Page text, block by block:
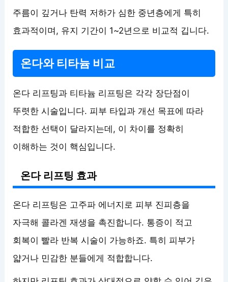
주름이 깊거나 탄력 저하가 심한 중년층에게 특히
효과적이며, 유지 기간이 1~2년으로 비교적 깁니다.
온다와 티타늄 비교
온다 리프팅과 티타늄 리프팅은 각각 장단점이
뚜렷한 시술입니다. 피부 타입과 개선 목표에 따라
적합한 선택이 달라지는데, 이 차이를 정확히
이해하는 것이 핵심입니다.
온다 리프팅 효과
온다 리프팅은 고주파 에너지로 피부 진피층을
자극해 콜라겐 재생을 촉진합니다. 통증이 적고
회복이 빨라 반복 시술이 가능하죠. 특히 피부가
얇거나 민감한 분들에게 적합합니다.